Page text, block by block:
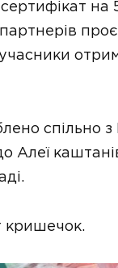
на
спільно
Алеї
кришечок.